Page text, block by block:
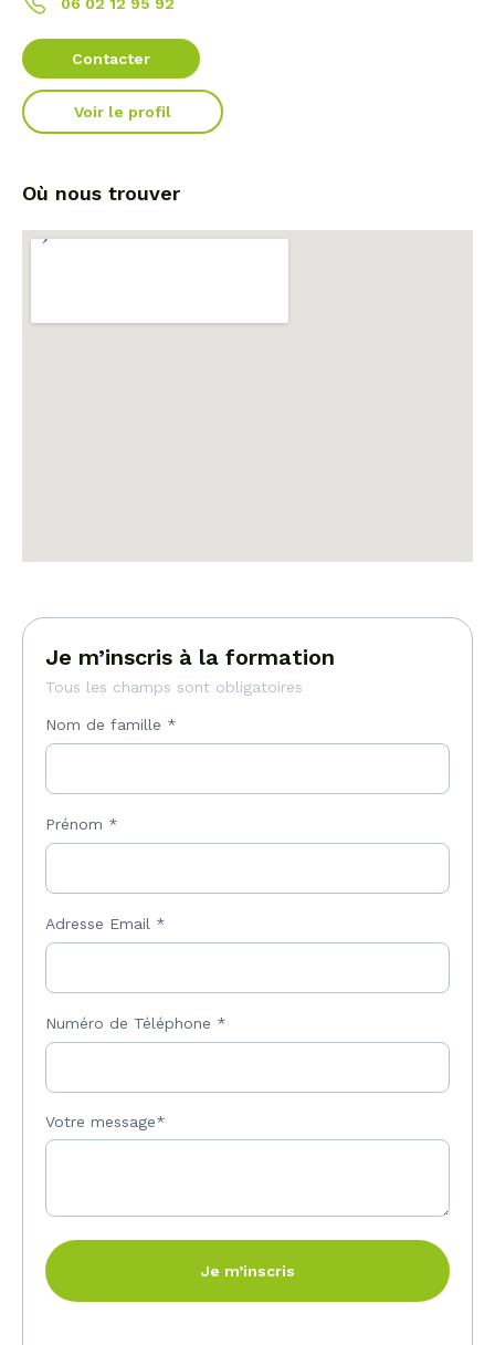
Contacter
Voir le profil
Où nous trouver
Je m’inscris à la formation
Tous les champs sont obligatoires
Nom de famille *
Prénom *
Adresse Email *
Numéro de Téléphone *
Votre message*
Je m’inscris